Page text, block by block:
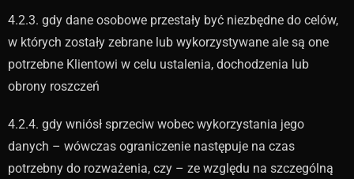
4.2.3. gdy dane osobowe przestały być niezbędne do celów,
w których zostały zebrane lub wykorzystywane ale są one
potrzebne Klientowi w celu ustalenia, dochodzenia lub
obrony roszczeń
4.2.4. gdy wniósł sprzeciw wobec wykorzystania jego
danych – wówczas ograniczenie następuje na czas
potrzebny do rozważenia, czy – ze względu na szczególną